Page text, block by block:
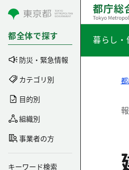
コンテンツにスキップ
都全体で探す
防災・緊急情報
カテゴリ別
目的別
組織別
事業者の方
キーワード検索
暮らし・